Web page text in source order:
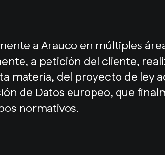
a Arauco en múltiples
a petición del cliente,
materia, del proyecto de ley
de Datos europeo, que
normativos.